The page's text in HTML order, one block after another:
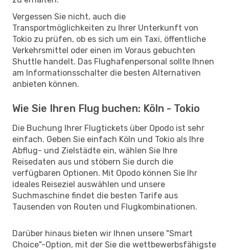
Vergessen Sie nicht, auch die
Transportmöglichkeiten zu Ihrer Unterkunft von
Tokio zu prüfen, ob es sich um ein Taxi, öffentliche
Verkehrsmittel oder einen im Voraus gebuchten
Shuttle handelt. Das Flughafenpersonal sollte Ihnen
am Informationsschalter die besten Alternativen
anbieten können.
Wie Sie Ihren Flug buchen: Köln - Tokio
Die Buchung Ihrer Flugtickets über Opodo ist sehr
einfach. Geben Sie einfach Köln und Tokio als Ihre
Abflug- und Zielstädte ein, wählen Sie Ihre
Reisedaten aus und stöbern Sie durch die
verfügbaren Optionen. Mit Opodo können Sie Ihr
ideales Reiseziel auswählen und unsere
Suchmaschine findet die besten Tarife aus
Tausenden von Routen und Flugkombinationen.
Darüber hinaus bieten wir Ihnen unsere "Smart
Choice"-Option, mit der Sie die wettbewerbsfähigste